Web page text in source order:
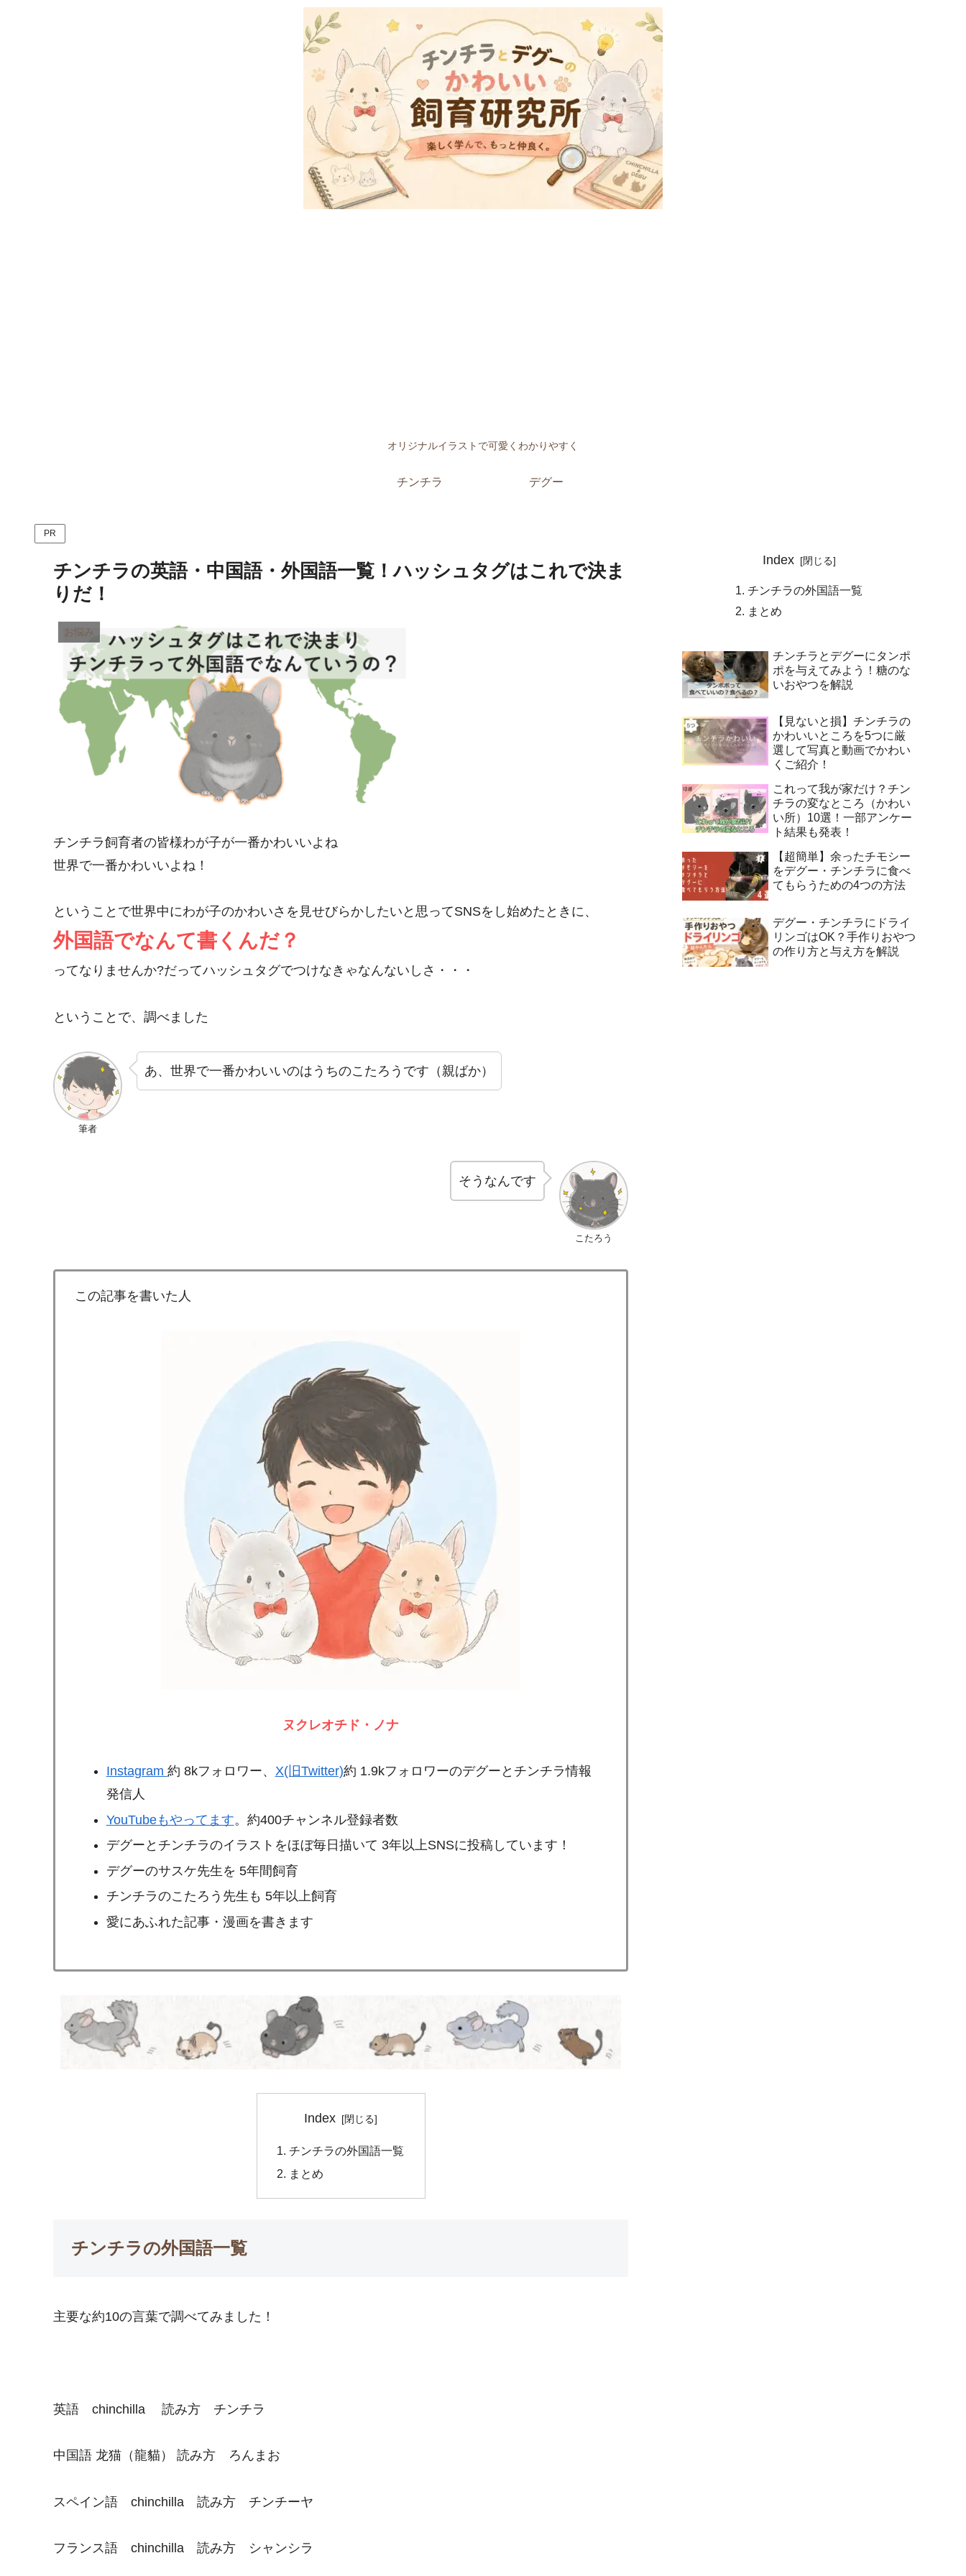
オリジナルイラストで可愛くわかりやすく
チンチラ デグー
PR
チンチラの英語・中国語・外国語一覧！ハッシュタグはこれで決ま
りだ！
お悩み
チンチラ飼育者の皆様わが子が一番かわいいよね
世界で一番かわいいよね！
ということで世界中にわが子のかわいさを見せびらかしたいと思ってSNSをし始めたときに、
外国語でなんて書くんだ？
ってなりませんか?だってハッシュタグでつけなきゃなんないしさ・・・
ということで、調べました
筆者
あ、世界で一番かわいいのはうちのこたろうです（親ばか）
こたろう
そうなんです
この記事を書いた人
ヌクレオチド・ノナ
Instagram 約 8kフォロワー、 X(旧Twitter)約 1.9kフォロワーのデグーとチンチラ情報
発信人
YouTubeもやってます。約400チャンネル登録者数
デグーとチンチラのイラストをほぼ毎日描いて 3年以上SNSに投稿しています！
デグーのサスケ先生を 5年間飼育
チンチラのこたろう先生も 5年以上飼育
愛にあふれた記事・漫画を書きます
Index
チンチラの外国語一覧
まとめ
チンチラの外国語一覧
主要な約10の言葉で調べてみました！
英語 chinchilla 読み方 チンチラ
中国語 龙猫（龍貓） 読み方 ろんまお
スペイン語 chinchilla 読み方 チンチーヤ
フランス語 chinchilla 読み方 シャンシラ
Index
チンチラの外国語一覧
まとめ
チンチラとデグーにタンポ
ポを与えてみよう！糖のな
いおやつを解説
【見ないと損】チンチラの
かわいいところを5つに厳
選して写真と動画でかわい
くご紹介！
これって我が家だけ？チン
チラの変なところ（かわい
い所）10選！一部アンケー
ト結果も発表！
【超簡単】余ったチモシー
をデグー・チンチラに食べ
てもらうための4つの方法
デグー・チンチラにドライ
リンゴはOK？手作りおやつ
の作り方と与え方を解説